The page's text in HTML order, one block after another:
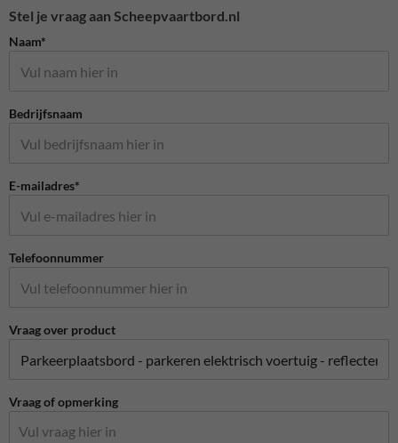
Stel je vraag aan Scheepvaartbord.nl
Naam*
Bedrijfsnaam
E-mailadres*
Telefoonnummer
Vraag over product
Vraag of opmerking